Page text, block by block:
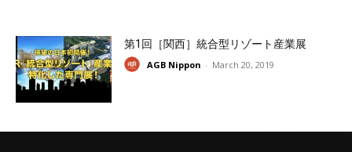
第1回［関西］統合型リゾート産業展
AGB Nippon - March 20, 2019